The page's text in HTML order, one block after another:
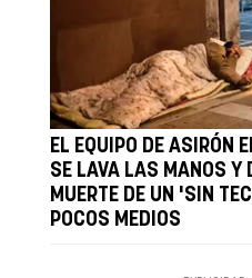
EL EQUIPO DE ASIRÓN
SE LAVA LAS MANOS Y
MUERTE DE UN 'SIN
POCOS MEDIOS